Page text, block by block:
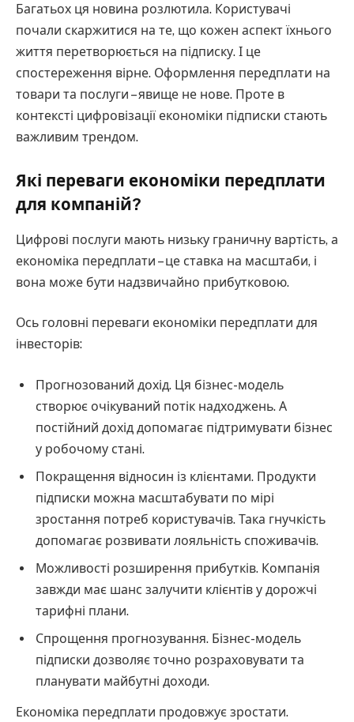
Багатьох ця новина розлютила. Користувачі
почали скаржитися на те, що кожен аспект їхнього
життя перетворюється на підписку. І це
спостереження вірне. Оформлення передплати на
товари та послуги – явище не нове. Проте в
контексті цифровізації економіки підписки стають
важливим трендом.
Які переваги економіки передплати
для компаній?
Цифрові послуги мають низьку граничну вартість, а
економіка передплати – це ставка на масштаби, і
вона може бути надзвичайно прибутковою.
Ось головні переваги економіки передплати для
інвесторів:
Прогнозований дохід. Ця бізнес-модель
створює очікуваний потік надходжень. А
постійний дохід допомагає підтримувати бізнес
у робочому стані.
Покращення відносин із клієнтами. Продукти
підписки можна масштабувати по мірі
зростання потреб користувачів. Така гнучкість
допомагає розвивати лояльність споживачів.
Можливості розширення прибутків. Компанія
завжди має шанс залучити клієнтів у дорожчі
тарифні плани.
Спрощення прогнозування. Бізнес-модель
підписки дозволяє точно розраховувати та
планувати майбутні доходи.
Економіка передплати продовжує зростати.